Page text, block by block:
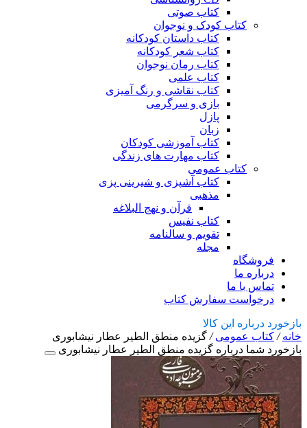
کتاب صوتی
کتاب کودک و نوجوان
کتاب داستان کودکانه
کتاب شعر کودکانه
کتاب رمان نوجوان
کتاب علمی
کتاب نقاشی و رنگ آمیزی
بازی و سرگرمی
پازل
زبان
کتاب آموزشی کودکان
کتاب مهارت های زندگی
کتاب عمومی
کتاب آشپزی و شیرینی پزی
مذهبی
قرآن و نهج البلاغه
کتاب نفیس
تقویم و سالنامه
مجله
فروشگاه
درباره ما
تماس با ما
درخواست سفارش کتاب
بازخورد درباره این کالا
خانه/ کتاب عمومی/ گزیده منطق الطیر عطار نیشابوری
بازخورد شما درباره گزیده منطق الطیر عطار نیشابوری